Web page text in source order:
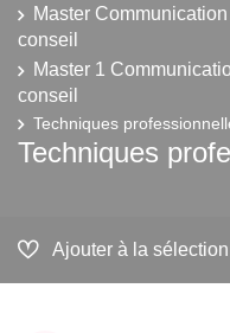
Master
conseil
Master 1
conseil
Techniques
Techniques
Ajouter à la sélection